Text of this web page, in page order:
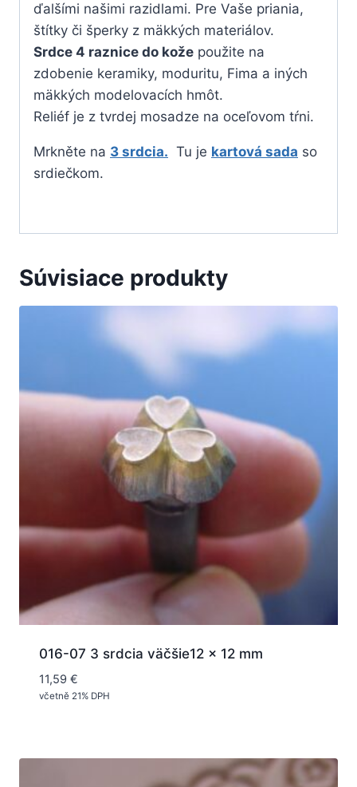
ďalšími našimi razidlami. Pre Vaše priania,
štítky či šperky z mäkkých materiálov.
Srdce 4 raznice do kože použite na
zdobenie keramiky, moduritu, Fima a iných
mäkkých modelovacích hmôt.
Reliéf je z tvrdej mosadze na oceľovom tŕni.
Mrkněte na 3 srdcia. Tu je kartová sada so
srdiečkom.
Súvisiace produkty
016-07 3 srdcia väčšie12 x 12 mm
11,59 €
včetně 21% DPH